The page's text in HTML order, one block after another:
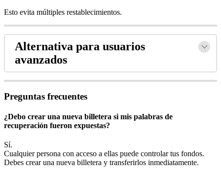
Esto evita múltiples restablecimientos.
Alternativa para usuarios
avanzados
Preguntas frecuentes
¿Debo crear una nueva billetera si mis palabras de
recuperación fueron expuestas?
Sí.
Cualquier persona con acceso a ellas puede controlar tus fondos.
Debes crear una nueva billetera y transferirlos inmediatamente.